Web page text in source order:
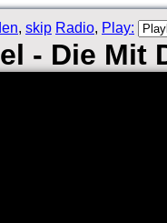
, skip Radio, Play:
- Die Mit